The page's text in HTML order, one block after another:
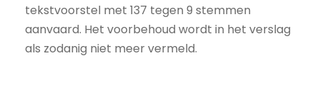
tekstvoorstel met 137 tegen 9 stemmen
aanvaard. Het voorbehoud wordt in het verslag
als zodanig niet meer vermeld.